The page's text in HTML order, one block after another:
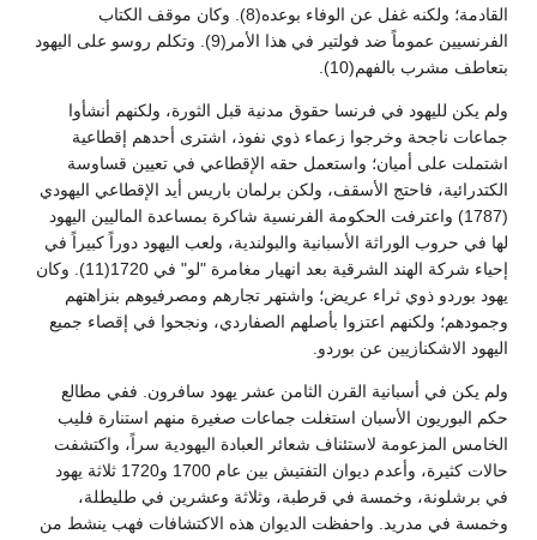
القادمة؛ ولكنه غفل عن الوفاء بوعده(8). وكان موقف الكتاب
الفرنسيين عموماً ضد فولتير في هذا الأمر(9). وتكلم روسو على اليهود
بتعاطف مشرب بالفهم(10).
ولم يكن لليهود في فرنسا حقوق مدنية قبل الثورة، ولكنهم أنشأوا
جماعات ناجحة وخرجوا زعماء ذوي نفوذ، اشترى أحدهم إقطاعية
اشتملت على أميان؛ واستعمل حقه الإقطاعي في تعيين قساوسة
الكتدرائية، فاحتج الأسقف، ولكن برلمان باريس أيد الإقطاعي اليهودي
(1787) واعترفت الحكومة الفرنسية شاكرة بمساعدة الماليين اليهود
لها في حروب الوراثة الأسبانية والبولندية، ولعب اليهود دوراً كبيراً في
إحياء شركة الهند الشرقية بعد انهيار مغامرة "لو" في 1720(11). وكان
يهود بوردو ذوي ثراء عريض؛ واشتهر تجارهم ومصرفيوهم بنزاهتهم
وجمودهم؛ ولكنهم اعتزوا بأصلهم الصفاردي، ونجحوا في إقصاء جميع
اليهود الاشكنازيين عن بوردو.
ولم يكن في أسبانية القرن الثامن عشر يهود سافرون. ففي مطالع
حكم البوريون الأسبان استغلت جماعات صغيرة منهم استنارة فليب
الخامس المزعومة لاستئناف شعائر العبادة اليهودية سراً، واكتشفت
حالات كثيرة، وأعدم ديوان التفتيش بين عام 1700 و1720 ثلاثة يهود
في برشلونة، وخمسة في قرطبة، وثلاثة وعشرين في طليطلة،
وخمسة في مدريد. واحفظت الديوان هذه الاكتشافات فهب ينشط من